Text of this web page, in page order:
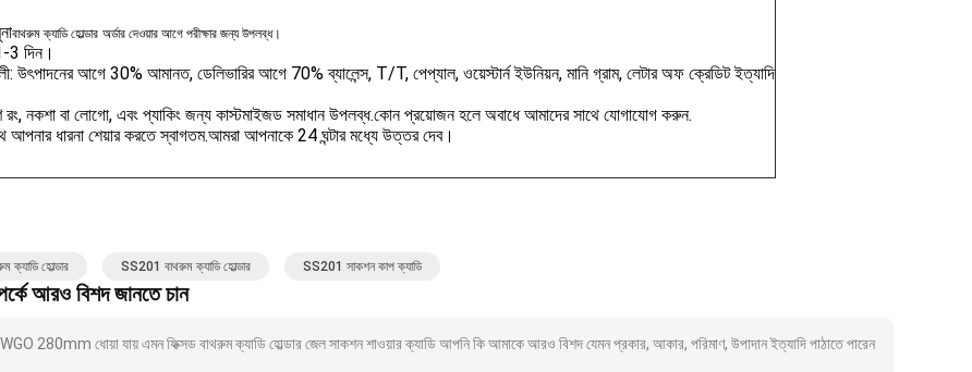
বাথরুম ক্যাডি হোল্ডার অর্ডার দেওয়ার আগে পরীক্ষার জন্য উপলব্ধ।
3 দিন।
উৎপাদনের আগে 30% আমানত, ডেলিভারির আগে 70% ব্যালেন্স, T/T, পেপ্যাল, ওয়েস্টার্ন ইউনিয়ন, মানি গ্রাম, লেটার অফ ক্রেডিট ইত্যাদি
নকশা বা লোগো, এবং প্যাকিং জন্য কাস্টমাইজড সমাধান উপলব্ধ.কোন প্রয়োজন হলে অবাধে আমাদের সাথে যোগাযোগ করুন.
আপনার ধারনা শেয়ার করতে স্বাগতম.আমরা আপনাকে 24 ঘন্টার মধ্যে উত্তর দেব।
ক্যাডি হোল্ডার SS201 বাথরুম ক্যাডি হোল্ডার SS201 সাকশন কাপ ক্যাডি
আরও বিশদ জানতে চান
280mm ধোয়া যায় এমন ফিক্সড বাথরুম ক্যাডি হোল্ডার জেল সাকশন শাওয়ার ক্যাডি আপনি কি আমাকে আরও বিশদ যেমন প্রকার, আকার, পরিমাণ, উপাদান ইত্যাদি পাঠাতে পারেন